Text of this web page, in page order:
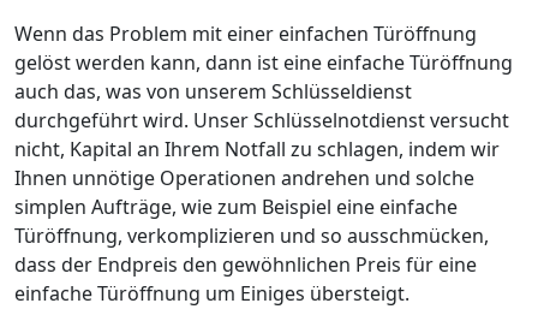
Wenn das Problem mit einer einfachen Türöffnung
gelöst werden kann, dann ist eine einfache Türöffnung
auch das, was von unserem Schlüsseldienst
durchgeführt wird. Unser Schlüsselnotdienst versucht
nicht, Kapital an Ihrem Notfall zu schlagen, indem wir
Ihnen unnötige Operationen andrehen und solche
simplen Aufträge, wie zum Beispiel eine einfache
Türöffnung, verkomplizieren und so ausschmücken,
dass der Endpreis den gewöhnlichen Preis für eine
einfache Türöffnung um Einiges übersteigt.